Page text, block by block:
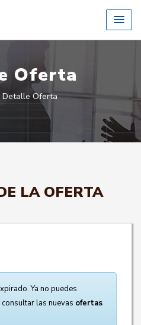
Oferta
Detalle Oferta
LA OFERTA
Ya no puedes
las nuevas ofertas